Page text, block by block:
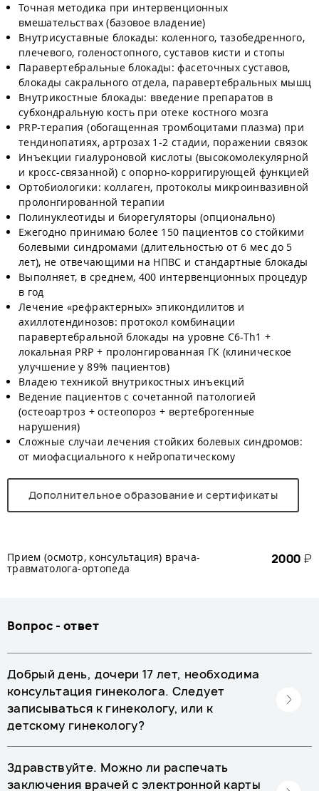
Точная методика при интервенционных
вмешательствах (базовое владение)
Внутрисуставные блокады: коленного, тазобедренного,
плечевого, голеностопного, суставов кисти и стопы
Паравертебральные блокады: фасеточных суставов,
блокады сакрального отдела, паравертебральных мышц
Внутрикостные блокады: введение препаратов в
субхондральную кость при отеке костного мозга
PRP-терапия (обогащенная тромбоцитами плазма) при
тендинопатиях, артрозах 1-2 стадии, поражении связок
Инъекции гиалуроновой кислоты (высокомолекулярной
и кросс-связанной) с опорно-корригирующей функцией
Ортобиологики: коллаген, протоколы микроинвазивной
пролонгированной терапии
Полинуклеотиды и биорегуляторы (опционально)
Ежегодно принимаю более 150 пациентов со стойкими
болевыми синдромами (длительностью от 6 мес до 5
лет), не отвечающими на НПВС и стандартные блокады
Выполняет, в среднем, 400 интервенционных процедур
в год
Лечение «рефрактерных» эпикондилитов и
ахиллотендинозов: протокол комбинации
паравертебральной блокады на уровне C6-Th1 +
локальная PRP + пролонгированная ГК (клиническое
улучшение у 89% пациентов)
Владею техникой внутрикостных инъекций
Ведение пациентов с сочетанной патологией
(остеоартроз + остеопороз + вертеброгенные
нарушения)
Сложные случаи лечения стойких болевых синдромов:
от миофасциального к нейропатическому
Дополнительное образование и сертификаты
Прием (осмотр, консультация) врача-
травматолога-ортопеда
2000 ₽
Вопрос - ответ
Добрый день, дочери 17 лет, необходима
консультация гинеколога. Следует
записываться к гинекологу, или к
детскому гинекологу?
Здравствуйте. Можно ли распечать
заключения врачей с электронной карты